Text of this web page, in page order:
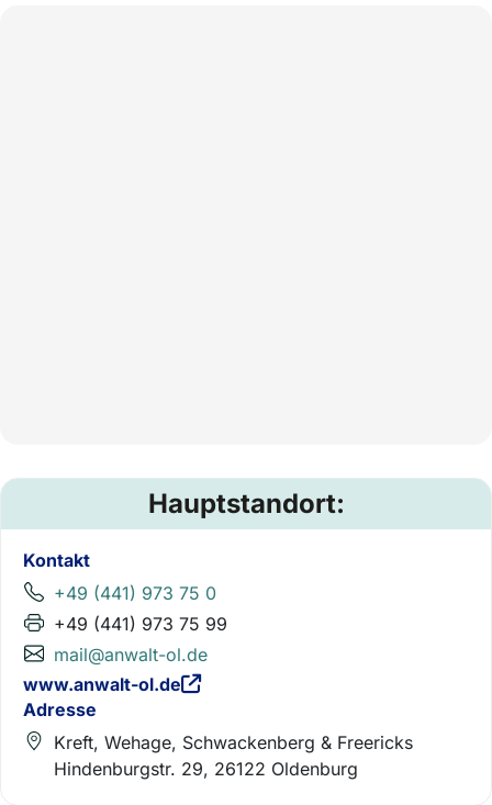
Hauptstandort:
Kontakt
+49 (441) 973 75 0
+49 (441) 973 75 99
mail@anwalt-ol.de
www.anwalt-ol.de
Adresse
Kreft, Wehage, Schwackenberg & Freericks
Hindenburgstr. 29, 26122 Oldenburg